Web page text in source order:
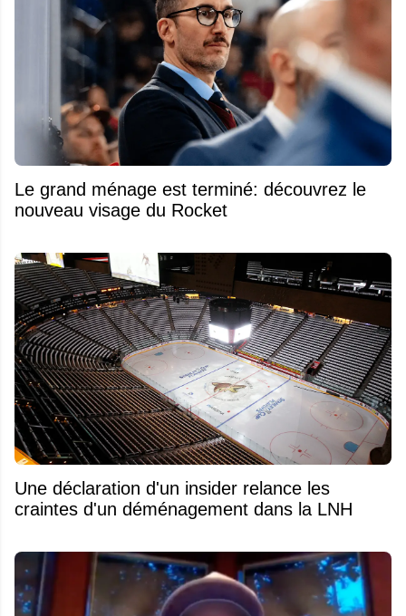
Le grand ménage est terminé: découvrez le
nouveau visage du Rocket
Une déclaration d'un insider relance les
craintes d'un déménagement dans la LNH